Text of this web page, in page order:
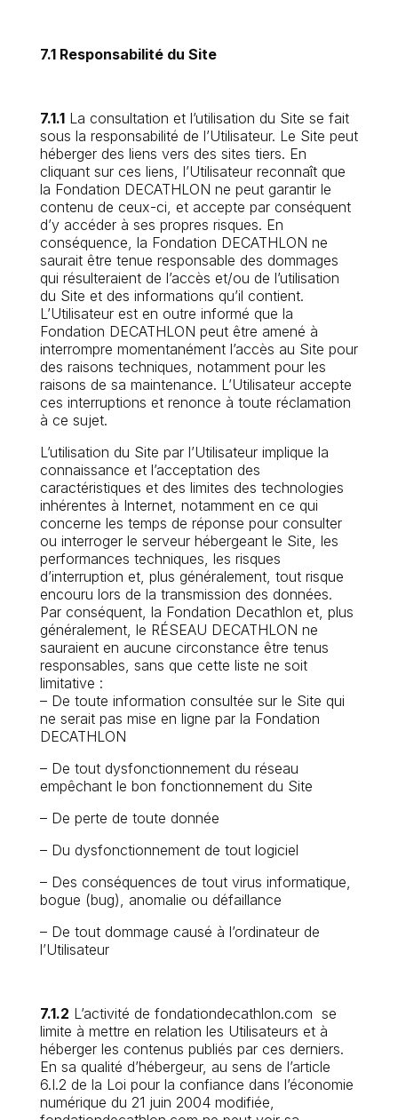
7.1 Responsabilité du Site
7.1.1La consultation et l’utilisation du Site se fait
sous la responsabilité de l’Utilisateur. Le Site peut
héberger des liens vers des sites tiers. En
cliquant sur ces liens, l’Utilisateur reconnaît que
la Fondation DECATHLON ne peut garantir le
contenu de ceux-ci, et accepte par conséquent
d’y accéder à ses propres risques. En
conséquence, la Fondation DECATHLON ne
saurait être tenue responsable des dommages
qui résulteraient de l’accès et/ou de l’utilisation
du Site et des informations qu’il contient.
L’Utilisateur est en outre informé que la
Fondation DECATHLON peut être amené à
interrompre momentanément l’accès au Site pour
des raisons techniques, notamment pour les
raisons de sa maintenance. L’Utilisateur accepte
ces interruptions et renonce à toute réclamation
à ce sujet.
L’utilisation du Site par l’Utilisateur implique la
connaissance et l’acceptation des
caractéristiques et des limites des technologies
inhérentes à Internet, notamment en ce qui
concerne les temps de réponse pour consulter
ou interroger le serveur hébergeant le Site, les
performances techniques, les risques
d’interruption et, plus généralement, tout risque
encouru lors de la transmission des données.
Par conséquent, la Fondation Decathlon et, plus
généralement, le RÉSEAU DECATHLON ne
sauraient en aucune circonstance être tenus
responsables, sans que cette liste ne soit
limitative :
– De toute information consultée sur le Site qui
ne serait pas mise en ligne par la Fondation
DECATHLON
– De tout dysfonctionnement du réseau
empêchant le bon fonctionnement du Site
– De perte de toute donnée
– Du dysfonctionnement de tout logiciel
– Des conséquences de tout virus informatique,
bogue (bug), anomalie ou défaillance
– De tout dommage causé à l’ordinateur de
l’Utilisateur
7.1.2 L’activité de fondationdecathlon.com se
limite à mettre en relation les Utilisateurs et à
héberger les contenus publiés par ces derniers.
En sa qualité d’hébergeur, au sens de l’article
6.I.2 de la Loi pour la confiance dans l’économie
numérique du 21 juin 2004 modifiée,